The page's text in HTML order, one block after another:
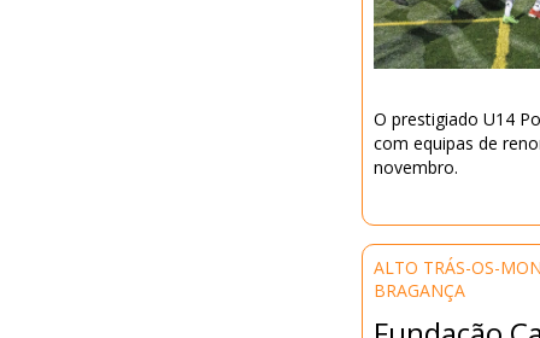
O prestigiado U14
com equipas de
novembro.
ALTO TRÁS-OS-
BRAGANÇA